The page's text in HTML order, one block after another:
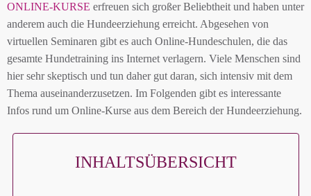
ONLINE-KURSE erfreuen sich großer Beliebtheit und haben unter
anderem auch die Hundeerziehung erreicht. Abgesehen von
virtuellen Seminaren gibt es auch Online-Hundeschulen, die das
gesamte Hundetraining ins Internet verlagern. Viele Menschen sind
hier sehr skeptisch und tun daher gut daran, sich intensiv mit dem
Thema auseinanderzusetzen. Im Folgenden gibt es interessante
Infos rund um Online-Kurse aus dem Bereich der Hundeerziehung.
INHALTSÜBERSICHT